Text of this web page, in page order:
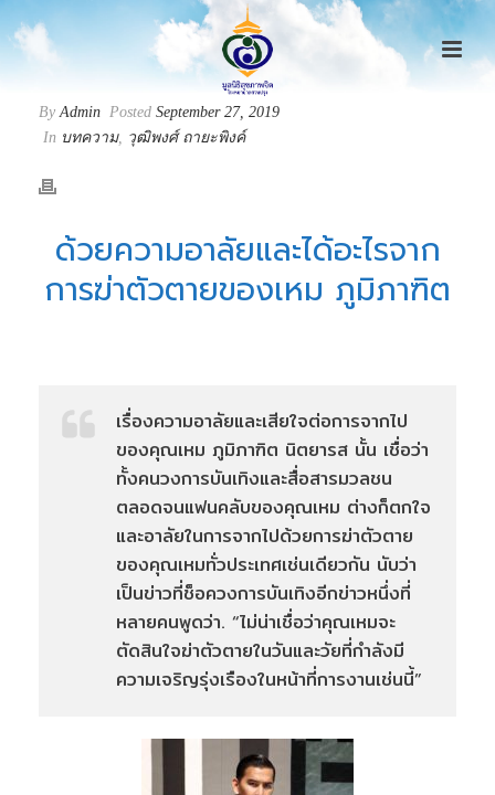
ByAdmin Posted September 27, 2019
In บทความ, วุฒิพงศ์ ถายะพิงค์
ด้วยความอาลัยและได้อะไรจาก
การฆ่าตัวตายของเหม ภูมิภาฑิต
เรื่องความอาลัยและเสียใจต่อการจากไป
ของคุณเหม ภูมิภาฑิต นิตยารส นั้น เชื่อว่า
ทั้งคนวงการบันเทิงและสื่อสารมวลชน
ตลอดจนแฟนคลับของคุณเหม ต่างก็ตกใจ
และอาลัยในการจากไปด้วยการฆ่าตัวตาย
ของคุณเหมทั่วประเทศเช่นเดียวกัน นับว่า
เป็นข่าวที่ช็อควงการบันเทิงอีกข่าวหนึ่งที่
หลายคนพูดว่า. “ไม่น่าเชื่อว่าคุณเหมจะ
ตัดสินใจฆ่าตัวตายในวันและวัยที่กำลังมี
ความเจริญรุ่งเรืองในหน้าที่การงานเช่นนี้”